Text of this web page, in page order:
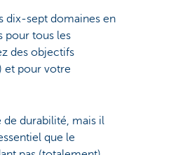
dix-sept domaines en
pour tous les
des objectifs
et pour votre
de durabilité, mais il
que le